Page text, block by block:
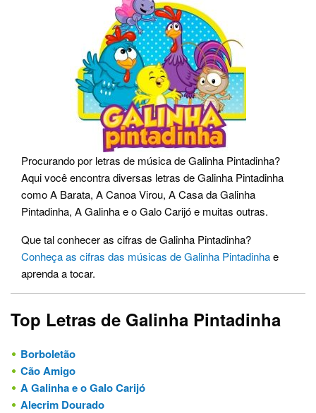
Procurando por letras de música de Galinha Pintadinha?
Aqui você encontra diversas letras de Galinha Pintadinha
como A Barata, A Canoa Virou, A Casa da Galinha
Pintadinha, A Galinha e o Galo Carijó e muitas outras.
Que tal conhecer as cifras de Galinha Pintadinha?
Conheça as cifras das músicas de Galinha Pintadinhae
aprenda a tocar.
Top Letras de Galinha Pintadinha
Borboletão
Cão Amigo
A Galinha e o Galo Carijó
Alecrim Dourado